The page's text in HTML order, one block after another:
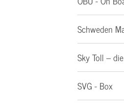
Schweden
Sky Toll –
SVG - Box